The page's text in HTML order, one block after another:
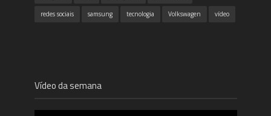
redes sociais samsung tecnologia Volkswagen vídeo
Vídeo da semana